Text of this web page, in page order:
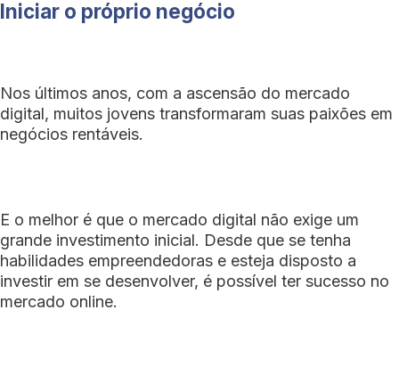
Iniciar o próprio negócio
Nos últimos anos, com a ascensão do mercado
digital, muitos jovens transformaram suas paixões em
negócios rentáveis.
E o melhor é que o mercado digital não exige um
grande investimento inicial. Desde que se tenha
habilidades empreendedoras e esteja disposto a
investir em se desenvolver, é possível ter sucesso no
mercado online.